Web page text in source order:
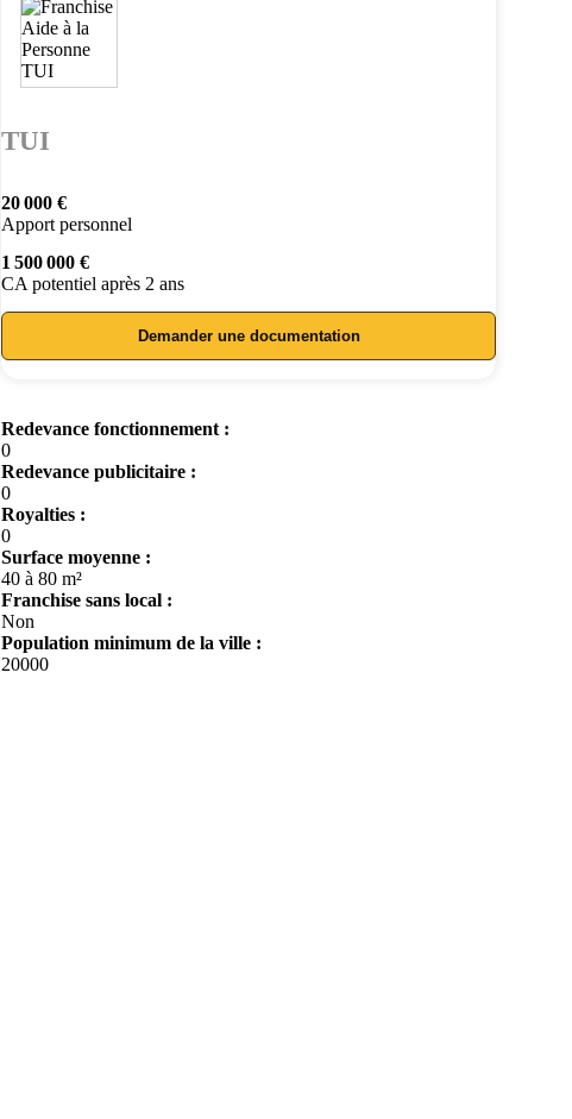
TUI
20 000 €
Apport personnel
1 500 000 €
CA potentiel après 2 ans
Demander une documentation
Redevance fonctionnement :
0
Redevance publicitaire :
0
Royalties :
0
Surface moyenne :
40 à 80 m²
Franchise sans local :
Non
Population minimum de la ville :
20000